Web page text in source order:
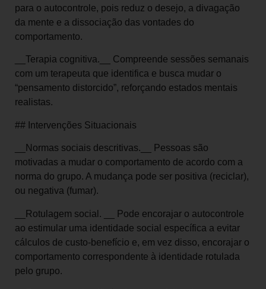
para o autocontrole, pois reduz o desejo, a divagação
da mente e a dissociação das vontades do
comportamento.
__Terapia cognitiva.__ Compreende sessões semanais
com um terapeuta que identifica e busca mudar o
“pensamento distorcido”, reforçando estados mentais
realistas.
## Intervenções Situacionais
__Normas sociais descritivas.__ Pessoas são
motivadas a mudar o comportamento de acordo com a
norma do grupo. A mudança pode ser positiva (reciclar),
ou negativa (fumar).
__Rotulagem social. __ Pode encorajar o autocontrole
ao estimular uma identidade social específica a evitar
cálculos de custo-benefício e, em vez disso, encorajar o
comportamento correspondente à identidade rotulada
pelo grupo.